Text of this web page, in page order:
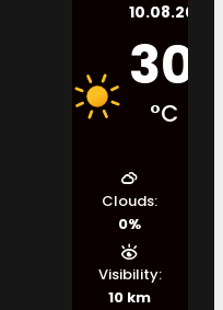
10.08.2026.
30
°C
Clouds:
0%
Visibility:
10 km